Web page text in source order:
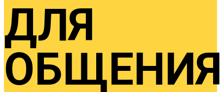
ДЛЯ